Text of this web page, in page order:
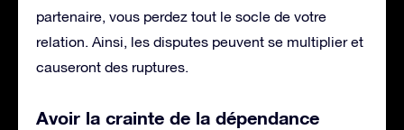
partenaire, vous perdez tout le socle de votre
relation. Ainsi, les disputes peuvent se multiplier et
causeront des ruptures.
Avoir la crainte de la dépendance